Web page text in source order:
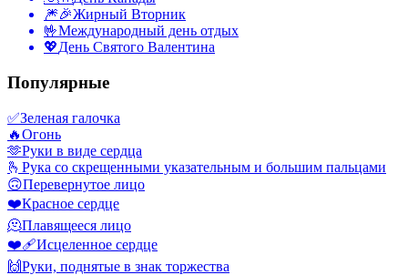
🎆🎉Жирный Вторник
🤟Международный день отдых
💖День Святого Валентина
Популярные
✅Зеленая галочка
🔥Огонь
🫶Руки в виде сердца
🫰 Рука со скрещенными указательным и большим пальцами
🙃Перевернутое лицо
❤️Красное сердце
🫠Плавящееся лицо
❤️‍🩹Исцеленное сердце
🙌Руки, поднятые в знак торжества